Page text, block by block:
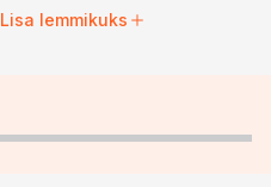
Lisa lemmikuks